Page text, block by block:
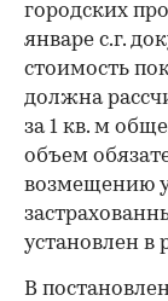
городских
январе с.г.
стоимость
должна
за 1 кв. м
объем
возмещению
установлен в
В